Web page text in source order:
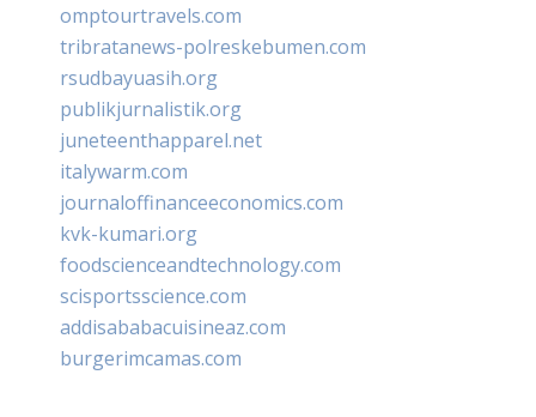
omptourtravels.com
tribratanews-polreskebumen.com
rsudbayuasih.org
publikjurnalistik.org
juneteenthapparel.net
italywarm.com
journaloffinanceeconomics.com
kvk-kumari.org
foodscienceandtechnology.com
scisportsscience.com
addisababacuisineaz.com
burgerimcamas.com